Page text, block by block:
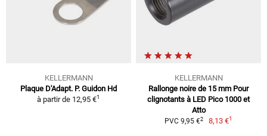
KELLERMANN
Plaque D'Adapt. P. Guidon Hd
à partir de 12,95 €1
KELLERMANN
Rallonge noire de 15 mm Pour
clignotants à LED Pico 1000 et
Atto
PVC 9,95 €2 8,13 €1